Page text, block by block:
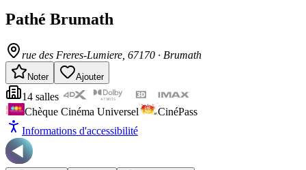
Pathé Brumath
rue des Freres-Lumiere , 67170 · Brumath
Noter Ajouter
14 salles
Chèque Cinéma Universel
CinéPass
Informations d'accessibilité